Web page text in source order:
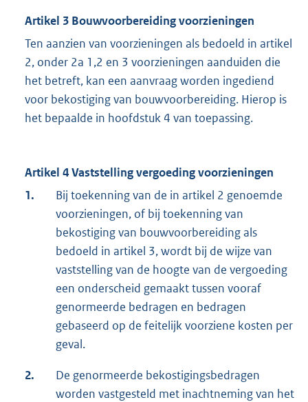
Artikel 3 Bouwvoorbereiding voorzieningen
Ten aanzien van voorzieningen als bedoeld in artikel
2, onder 2a 1,2 en 3 voorzieningen aanduiden die
het betreft, kan een aanvraag worden ingediend
voor bekostiging van bouwvoorbereiding. Hierop is
het bepaalde in hoofdstuk 4 van toepassing.
Artikel 4 Vaststelling vergoeding voorzieningen
1.
Bij toekenning van de in artikel 2 genoemde
voorzieningen, of bij toekenning van
bekostiging van bouwvoorbereiding als
bedoeld in artikel 3, wordt bij de wijze van
vaststelling van de hoogte van de vergoeding
een onderscheid gemaakt tussen vooraf
genormeerde bedragen en bedragen
gebaseerd op de feitelijk voorziene kosten per
geval.
2.
De genormeerde bekostigingsbedragen
worden vastgesteld met inachtneming van het